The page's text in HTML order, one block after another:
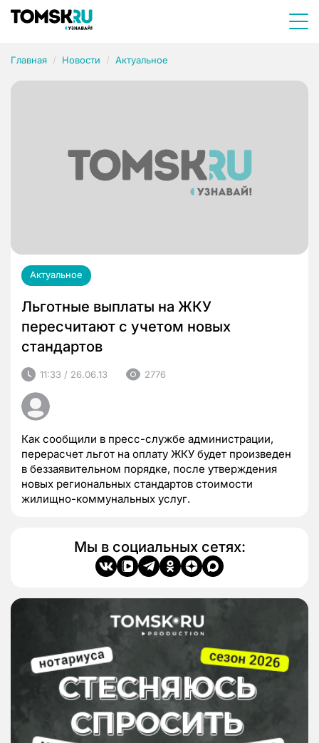
Главная Новости Актуальное
Актуальное
Льготные выплаты на ЖКУ
пересчитают с учетом новых
стандартов
11:33 / 26.06.13 2776
Как сообщили в пресс-службе администрации,
перерасчет льгот на оплату ЖКУ будет произведен
в беззаявительном порядке, после утверждения
новых региональных стандартов стоимости
жилищно-коммунальных услуг.
Мы в социальных сетях: